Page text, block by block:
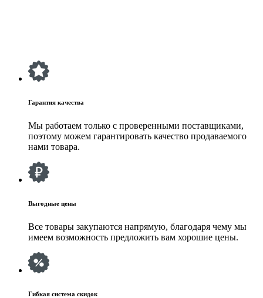
Гарантия качества
Мы работаем только с проверенными поставщиками,
поэтому можем гарантировать качество продаваемого
нами товара.
Выгодные цены
Все товары закупаются напрямую, благодаря чему мы
имеем возможность предложить вам хорошие цены.
Гибкая система скидок